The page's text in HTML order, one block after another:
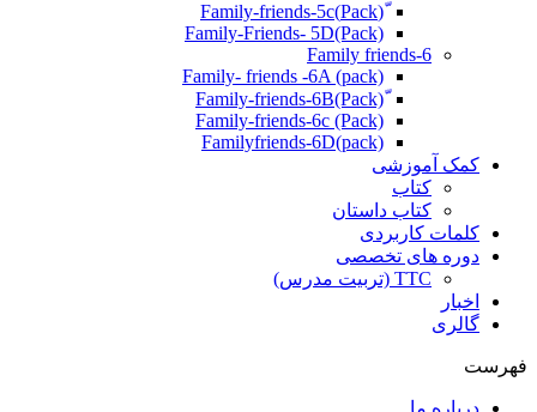
ّ(Pack)Family-friends-5c
Family-Friends- 5D(Pack)
Family friends-6
Family- friends -6A (pack)
Family-friends-6c (Pack)
Familyfriends-6D(pack)
کمک آموزشی
کتاب
کتاب داستان
کلمات کاربردی
دوره های تخصصی
TTC (تربیت مدرس)
اخبار
گالری
فهرست
درباره ما